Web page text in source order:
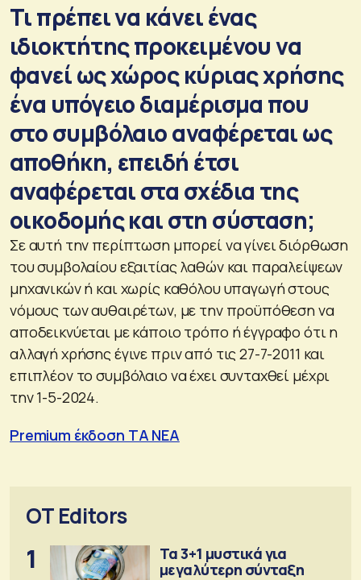
Τι πρέπει να κάνει ένας
ιδιοκτήτης προκειμένου να
φανεί ως χώρος κύριας χρήσης
ένα υπόγειο διαμέρισμα που
στο συμβόλαιο αναφέρεται ως
αποθήκη, επειδή έτσι
αναφέρεται στα σχέδια της
οικοδομής και στη σύσταση;
Σε αυτή την περίπτωση μπορεί να γίνει διόρθωση
του συμβολαίου εξαιτίας λαθών και παραλείψεων
μηχανικών ή και χωρίς καθόλου υπαγωγή στους
νόμους των αυθαιρέτων, με την προϋπόθεση να
αποδεικνύεται με κάποιο τρόπο ή έγγραφο ότι η
αλλαγή χρήσης έγινε πριν από τις 27-7-2011 και
επιπλέον το συμβόλαιο να έχει συνταχθεί μέχρι
την 1-5-2024.
Premium έκδοση ΤΑ ΝΕΑ
OT Editors
1
Τα 3+1 μυστικά για
μεγαλύτερη σύνταξη